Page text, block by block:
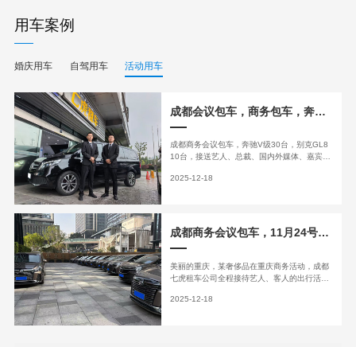
用车案例
婚庆用车 自驾用车 活动用车
成都会议包车，商务包车，奔驰V，别克GL8商务包车，某奢侈品11月初成都活动接送包车服务
成都商务会议包车，奔驰V级30台，别克GL8
10台，接送艺人、总裁、国内外媒体、嘉宾的
司机，英语司机，全时保驾护航。
2025-12-18
成都商务会议包车，11月24号重庆商务包车，某品牌活动服务用车，艺人接待，客户接送包车
美丽的重庆，某奢侈品在重庆商务活动，成都
七虎租车公司全程接待艺人、客人的出行活
服务，专业的管理团队、专职的司机服务，为
2025-12-18